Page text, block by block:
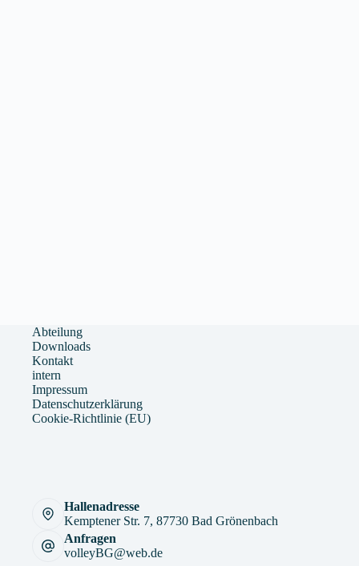
Abteilung
Downloads
Kontakt
intern
Impressum
Datenschutzerklärung
Cookie-Richtlinie (EU)
Hallenadresse
Kemptener Str. 7, 87730 Bad Grönenbach
Anfragen
volleyBG@web.de